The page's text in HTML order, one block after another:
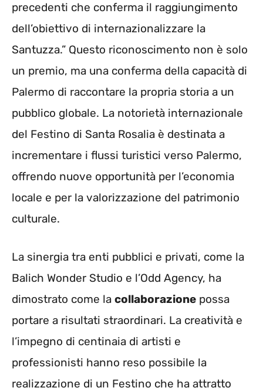
precedenti che conferma il raggiungimento
dell’obiettivo di internazionalizzare la
Santuzza.” Questo riconoscimento non è solo
un premio, ma una conferma della capacità di
Palermo di raccontare la propria storia a un
pubblico globale. La notorietà internazionale
del Festino di Santa Rosalia è destinata a
incrementare i flussi turistici verso Palermo,
offrendo nuove opportunità per l’economia
locale e per la valorizzazione del patrimonio
culturale.
La sinergia tra enti pubblici e privati, come la
Balich Wonder Studio e l’Odd Agency, ha
dimostrato come la collaborazione possa
portare a risultati straordinari. La creatività e
l’impegno di centinaia di artisti e
professionisti hanno reso possibile la
realizzazione di un Festino che ha attratto